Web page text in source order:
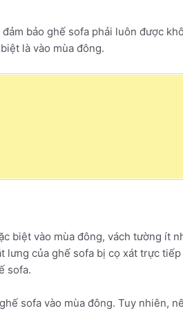
bảo ghế sofa phải luôn được
là vào mùa đông.
biệt vào mùa đông, vách tường ít
lưng của ghế sofa bị cọ xát trực
sofa.
sofa vào mùa đông. Tuy nhiên,